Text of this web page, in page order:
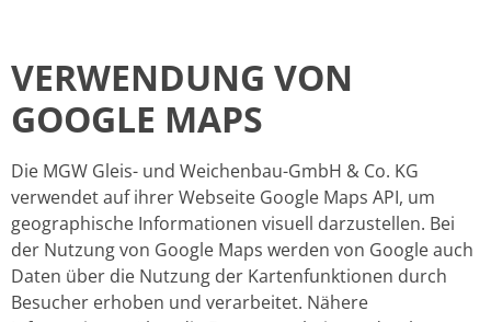
VERWENDUNG VON
GOOGLE MAPS
Die MGW Gleis- und Weichenbau-GmbH & Co. KG
verwendet auf ihrer Webseite Google Maps API, um
geographische Informationen visuell darzustellen. Bei
der Nutzung von Google Maps werden von Google auch
Daten über die Nutzung der Kartenfunktionen durch
Besucher erhoben und verarbeitet. Nähere